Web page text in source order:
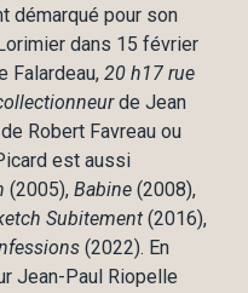
démarqué pour son
dans 15 février
Falardeau, 20 h17 rue
de Jean
de Robert Favreau ou
est aussi
(2005), Babine (2008),
Subitement (2016),
(2022). En
Jean-Paul Riopelle